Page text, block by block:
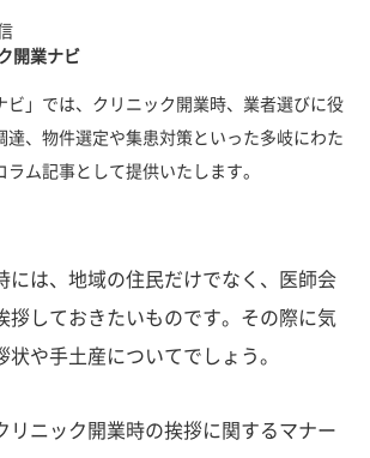
開業ナビ
ビ」では、クリニック開業時、業者選びに役
達、物件選定や集患対策といった多岐にわた
ラム記事として提供いたします。
には、地域の住民だけでなく、医師会
拶しておきたいものです。その際に気
状や手土産についてでしょう。
リニック開業時の挨拶に関するマナー